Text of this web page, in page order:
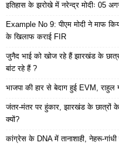
इतिहास के झरोखे में नरेन्द्र मोदीः 05
Example No 9: पीएम मोदी ने माफ
के खिलाफ कराई FIR
जुनैद भाई को खोज रहे हैं झारखंड के
बांट रहे हैं ?
भाजपा की हार से बेदाग हुई EVM, राहुल
जंतर-मंतर पर हुंकार, झारखंड के छात्रों के
क्यों?
कांग्रेस के DNA में तानाशाही, नेहरू-